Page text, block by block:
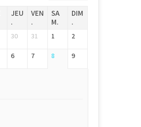
JEU
.
VEN
.
SA
M.
DIM
.
30 31 1 2
6 7 8 9